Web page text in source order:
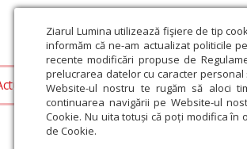
Ziarul Lumina utilizează fişiere de tip
informăm că ne-am actualizat politicile
recente modificări propuse de
prelucrarea datelor cu caracter
Website-ul nostru te rugăm să aloci
continuarea navigării pe Website-ul
Cookie. Nu uita totuși că poți modifica
de Cookie.
religioasă Teologie și